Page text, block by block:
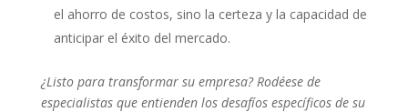
el ahorro de costos, sino la certeza y la capacidad de
anticipar el éxito del mercado.
¿Listo para transformar su empresa? Rodéese de
especialistas que entienden los desafíos específicos de su